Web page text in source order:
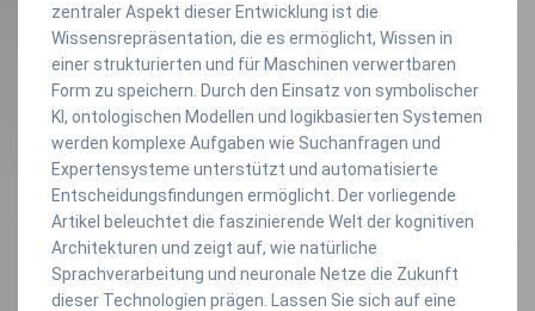
zentraler Aspekt dieser Entwicklung ist die
Wissensrepräsentation, die es ermöglicht, Wissen in
einer strukturierten und für Maschinen verwertbaren
Form zu speichern. Durch den Einsatz von symbolischer
KI, ontologischen Modellen und logikbasierten Systemen
werden komplexe Aufgaben wie Suchanfragen und
Expertensysteme unterstützt und automatisierte
Entscheidungsfindungen ermöglicht. Der vorliegende
Artikel beleuchtet die faszinierende Welt der kognitiven
Architekturen und zeigt auf, wie natürliche
Sprachverarbeitung und neuronale Netze die Zukunft
dieser Technologien prägen. Lassen Sie sich auf eine